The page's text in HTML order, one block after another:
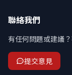
聯絡我們
有任何問題或建議
提交意見